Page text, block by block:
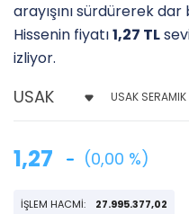
arayışını sürdürerek
Hissenin fiyatı1,27 TL
izliyor.
USAK SERAMIK
1,27 (0,00 %)
İŞLEM HACMİ: 27.995.377,02